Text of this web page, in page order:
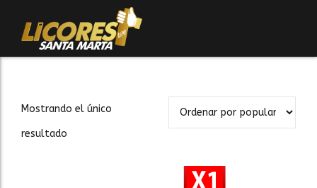
Mostrando el único
resultado